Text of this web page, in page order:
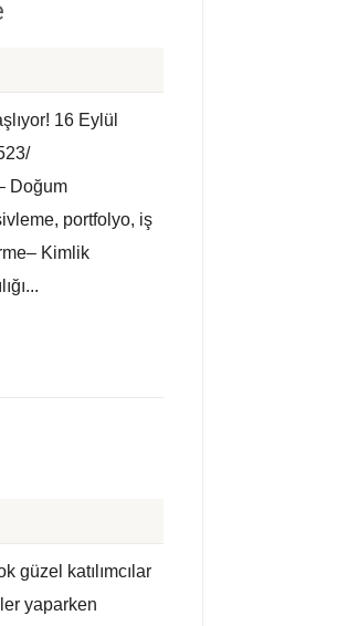
16 Eylül
Doğum
portfolyo, iş
Kimlik
güzel katılımcılar
yaparken